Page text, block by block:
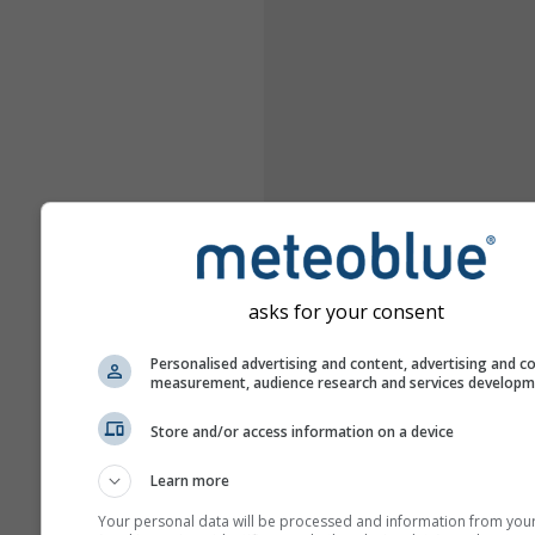
asks for your consent
Personalised advertising and content, advertising and
measurement, audience research and services
Store and/or access information on a device
Learn more
Your personal data will be processed and information from